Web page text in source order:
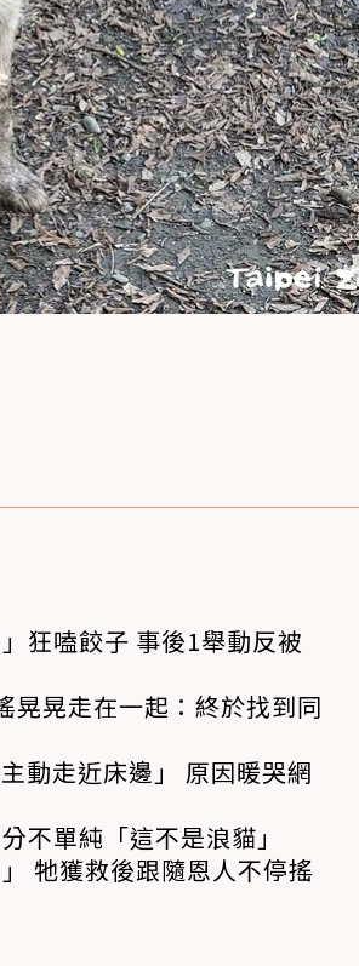
狂嗑餃子 事後1舉動反被
晃晃走在一起：終於找到同
動走近床邊」 原因暖哭網
不單純「這不是浪貓」
牠獲救後跟隨恩人不停搖